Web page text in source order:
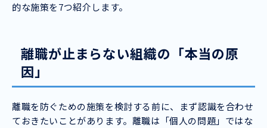
的な施策を7つ紹介します。
離職が止まらない組織の「本当の原
因」
離職を防ぐための施策を検討する前に、まず認識を合わせ
ておきたいことがあります。離職は「個人の問題」ではな